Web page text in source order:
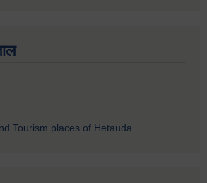
Tourism places of Hetauda